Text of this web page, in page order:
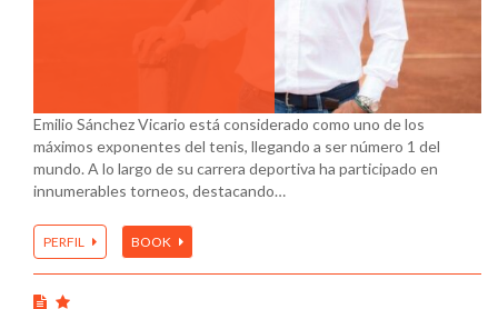
Emilio Sánchez Vicario está considerado como uno de los
máximos exponentes del tenis, llegando a ser número 1 del
mundo. A lo largo de su carrera deportiva ha participado en
innumerables torneos, destacando…
PERFIL BOOK